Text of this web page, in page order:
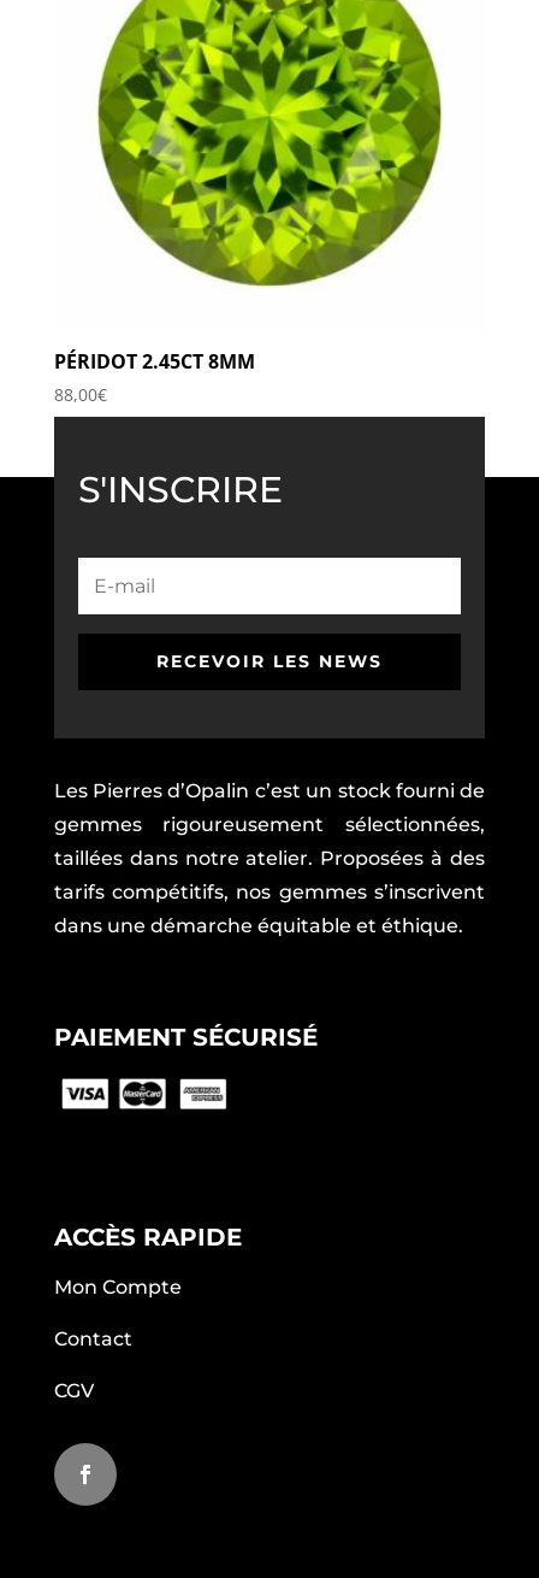
PÉRIDOT 2.45CT 8MM
88,00€
S'INSCRIRE
RECEVOIR LES NEWS
Les Pierres d’Opalin c’est un stock fourni de
gemmes rigoureusement sélectionnées,
taillées dans notre atelier. Proposées à des
tarifs compétitifs, nos gemmes s’inscrivent
dans une démarche équitable et éthique.
PAIEMENT SÉCURISÉ
ACCÈS RAPIDE
Mon Compte
Contact
CGV